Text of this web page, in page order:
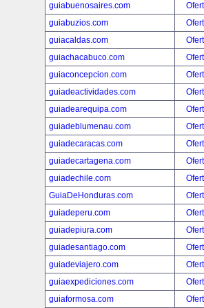
guiabuenosaires.com
guiabuzios.com
guiacaldas.com
guiachacabuco.com
guiaconcepcion.com
guiadeactividades.com
guiadearequipa.com
guiadeblumenau.com
guiadecaracas.com
guiadecartagena.com
guiadechile.com
GuiaDeHonduras.com
guiadeperu.com
guiadepiura.com
guiadesantiago.com
guiadeviajero.com
guiaexpediciones.com
guiaformosa.com